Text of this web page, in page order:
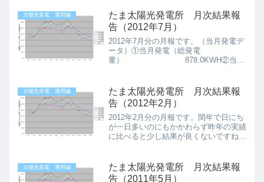
量） 568.0KWH②当月
発電（1KWあたり発電量） ...
太陽光発電 運用編
たま太陽光発電所 月次結果報
告（2012年7月）
2012年7月分の月報です。（当月発電デ
ータ）①当月発電（総発電
量） 878.0KWH②当月
離、％） 31.9%（当月収支デ
ータ）④当月発電収入（売...
太陽光発電 運用編
たま太陽光発電所 月次結果報
告（2012年2月）
2012年2月分の月報です。閏年で日にち
が一日多いのにもかかわらず昨年の実績
に比べると少し結果が良くないですね
発電（1KWあたり発電量）
88.26KWH③当...
太陽光発電 運用編
たま太陽光発電所 月次結果報
告（2011年5月）